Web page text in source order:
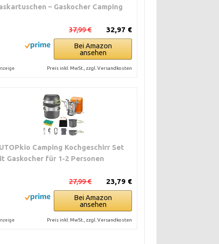
– Gaskocher Camping
32,97 €
37,99 €
Bei Amazon
ansehen
Preis inkl. MwSt., zzgl. Versandkosten
Camping Kochgeschirr Set
Gaskocher für 1-2 Personen
23,79 €
27,99 €
Bei Amazon
ansehen
Preis inkl. MwSt., zzgl. Versandkosten